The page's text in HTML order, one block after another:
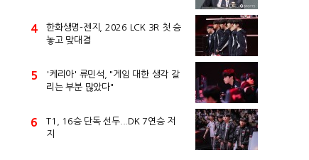
4
한화생명-젠지, 2026 LCK 3R 첫 승
놓고 맞대결
5
'케리아' 류민석, "게임 대한 생각 갈
리는 부분 많았다"
6
T1, 16승 단독 선두...DK 7연승 저
지